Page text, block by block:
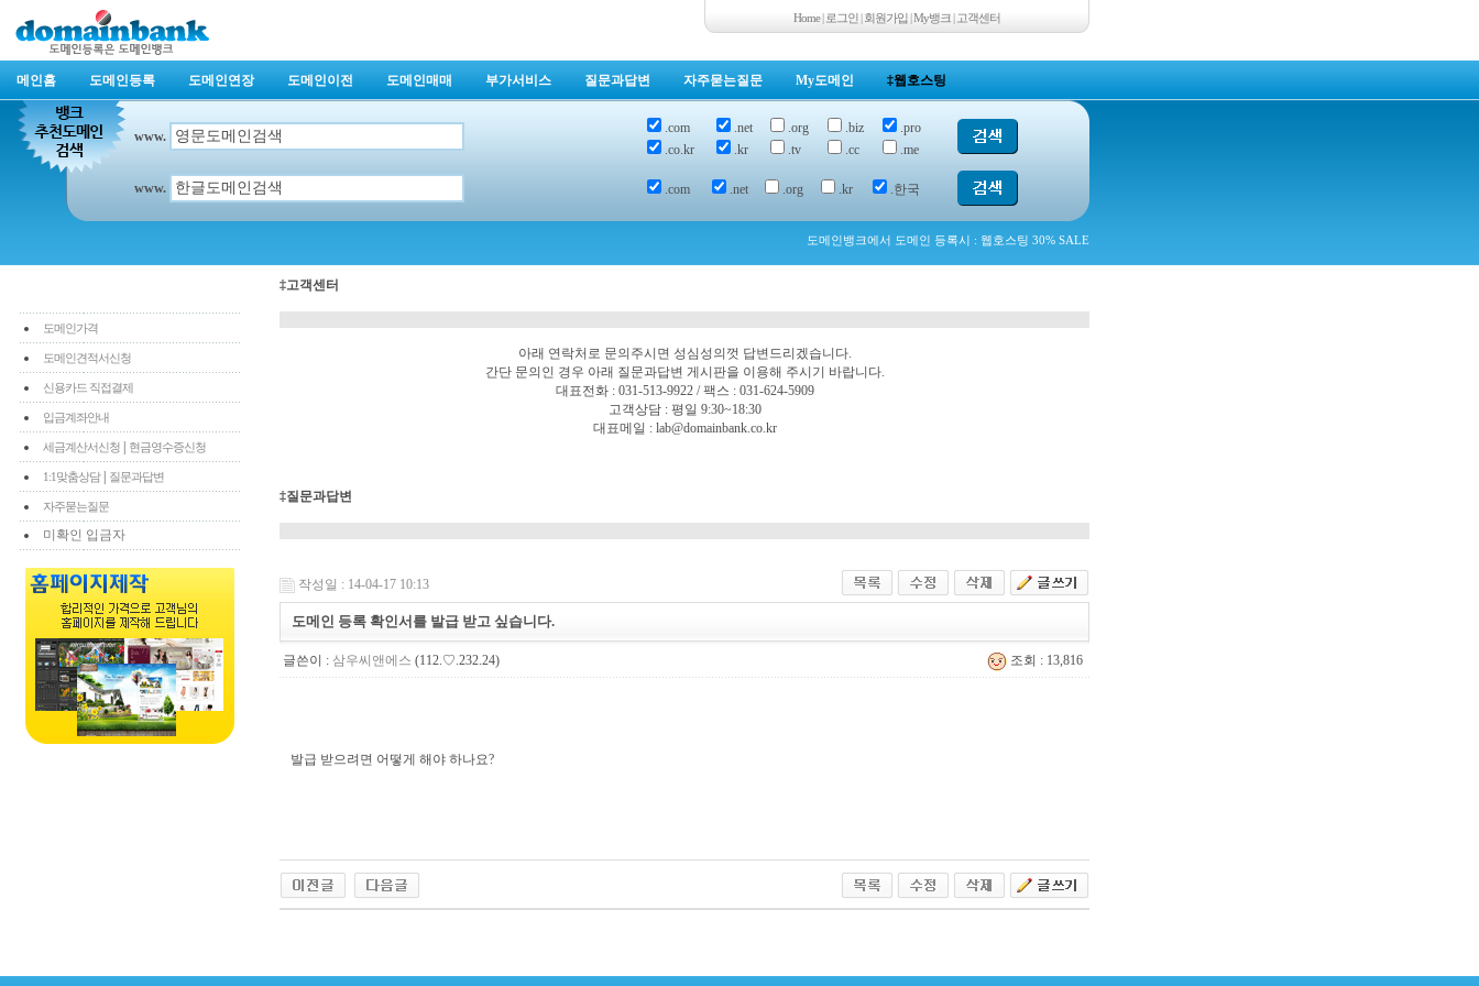
Home| 로그인|회원가입|My뱅크| 고객센터
메인홈 도메인등록 도메인연장 도메인이전 도메인매매 부가서비스 질문과답변 자주묻는질문 My도메인 ‡웹호스팅
www.
.com .net .org .biz
.pro
.co.kr
.kr .tv .cc .me
www. .com .net .org .kr .한국
도메인뱅크에서 도메인 등록시 : 웹호스팅 30% SALE
도메인가격
도메인견적서신청
신용카드 직접결제
입금계좌안내
세금계산서신청 현금영수증신청
1:1맞춤상담| 질문과답변
자주묻는질문
미확인 입금자
‡고객센터
아래 연락처로 문의주시면 성심성의껏 답변드리겠습니다.
간단 문의인 경우 아래 질문과답변 게시판을 이용해 주시기 바랍니다.
대표전화 : 031-513-9922 / 팩스 : 031-624-5909
고객상담 : 평일 9:30~18:30
대표메일 : lab@domainbank.co.kr
‡질문과답변
작성일 : 14-04-17 10:13
도메인 등록 확인서를 발급 받고 싶습니다.
글쓴이 : 삼우씨앤에스 (112.♡.232.24) 조회 : 13,816
발급 받으려면 어떻게 해야 하나요?